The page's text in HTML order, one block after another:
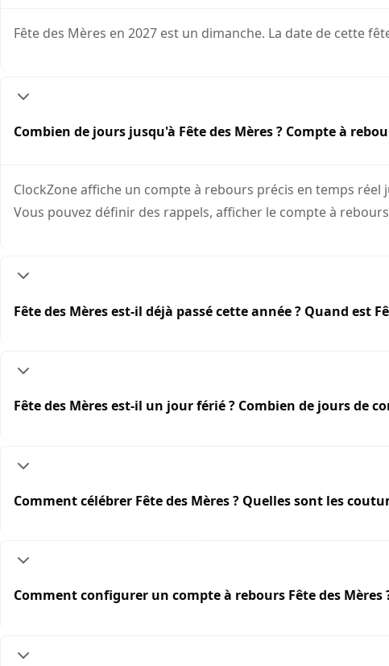
Fête des Mères en 2027 est un dimanche. La date de cette
Combien de jours jusqu'à Fête des Mères ? Compte à
ClockZone affiche un compte à rebours précis en temps
Vous pouvez définir des rappels, afficher le compte à
Fête des Mères est-il déjà passé cette année ? Quand est
Fête des Mères est-il un jour férié ? Combien de jours de
Comment célébrer Fête des Mères ? Quelles sont les
Comment configurer un compte à rebours Fête des